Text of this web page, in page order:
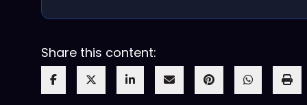
Share this content: